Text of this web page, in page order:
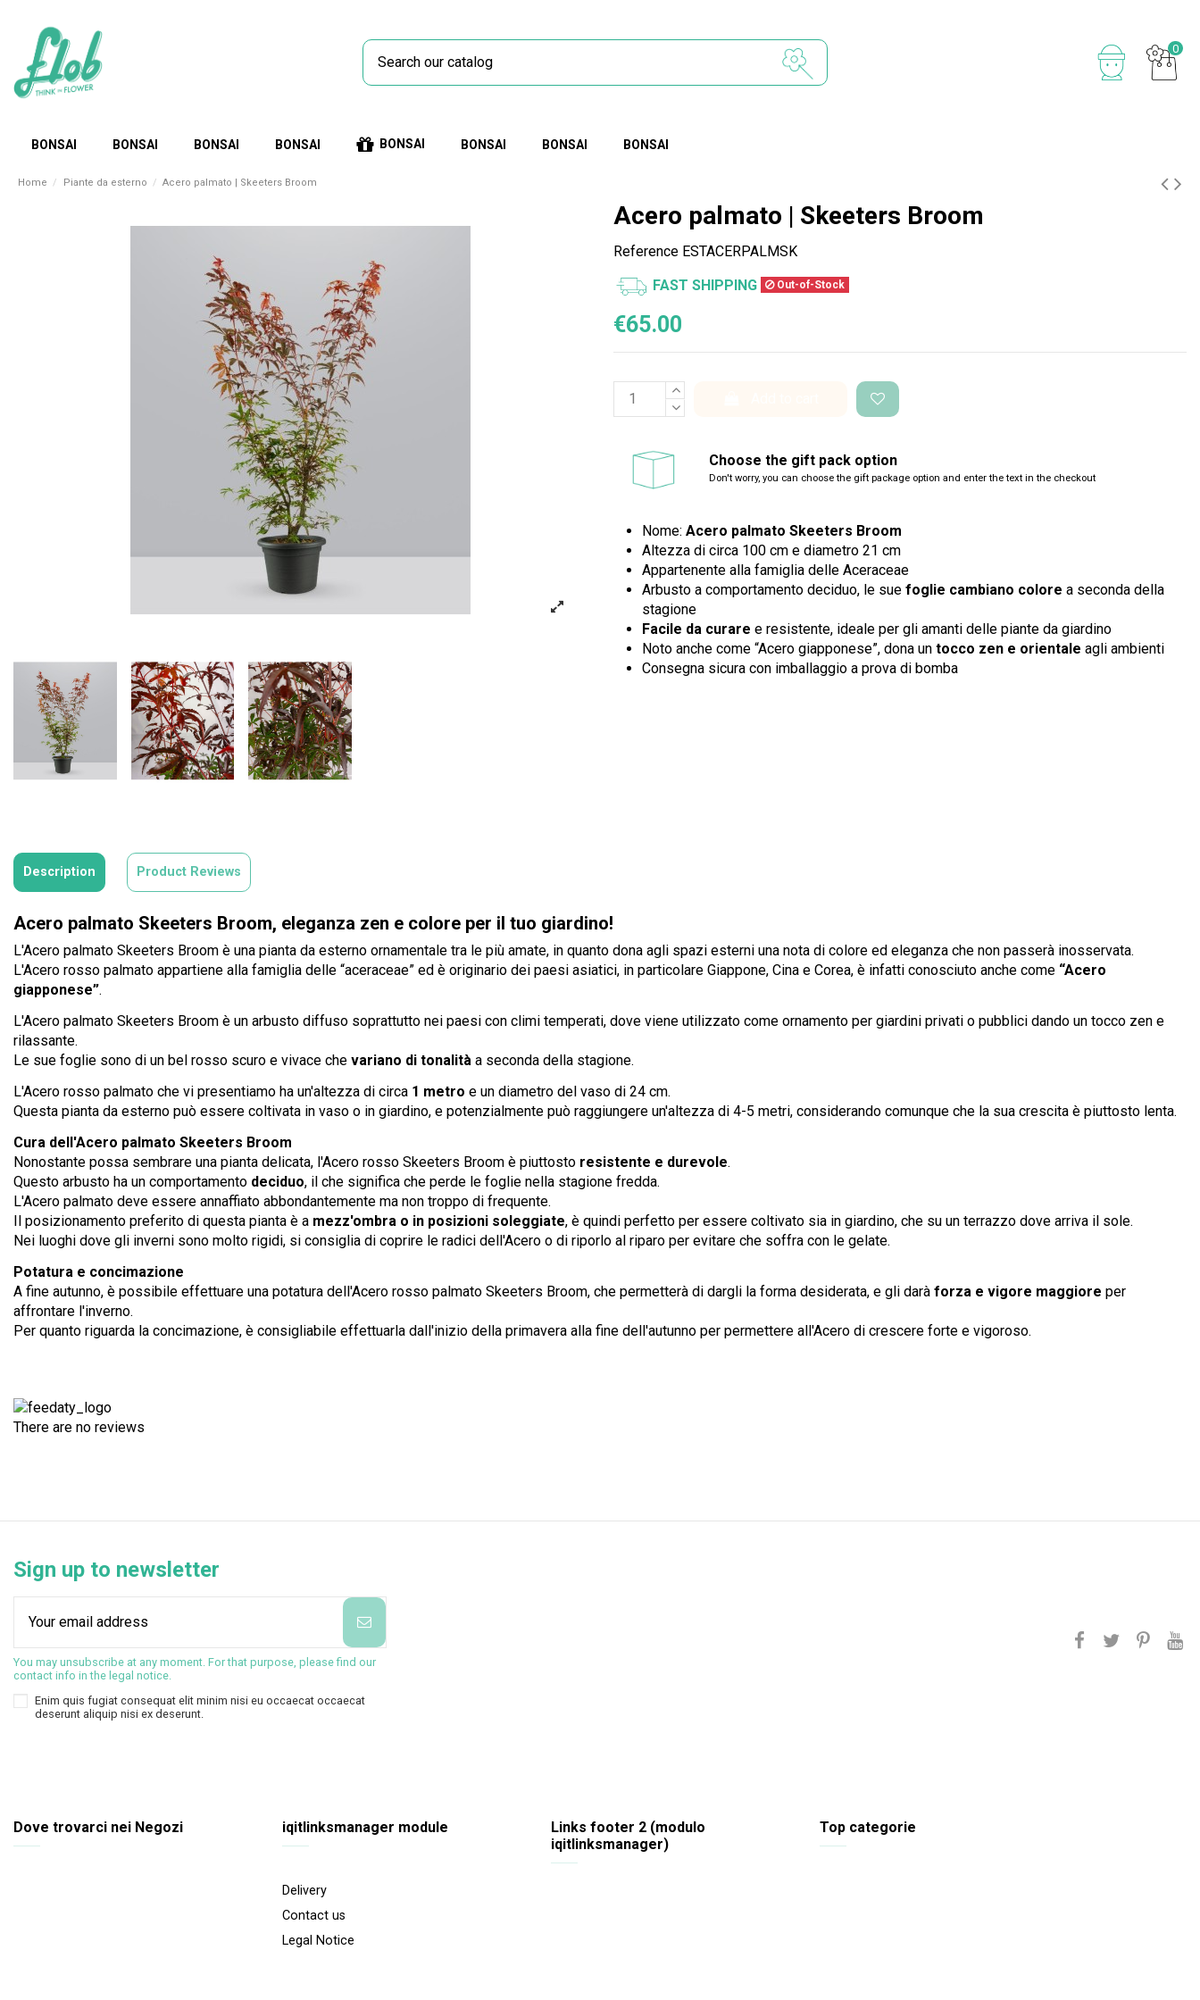
0
BONSAI BONSAI BONSAI BONSAI BONSAI BONSAI BONSAI BONSAI
Home Piante da esterno Acero palmato | Skeeters Broom
Acero palmato | Skeeters Broom
Reference ESTACERPALMSK
FAST SHIPPING Out-of-Stock
€65.00
Choose the gift pack option
Don't worry, you can choose the gift package option and enter the text in the checkout
Nome: Acero palmato Skeeters Broom
Altezza di circa 100 cm e diametro 21 cm
Appartenente alla famiglia delle Aceraceae
Arbusto a comportamento deciduo, le sue foglie cambiano colore a seconda della
stagione
Facile da curare e resistente, ideale per gli amanti delle piante da giardino
Noto anche come “Acero giapponese”, dona un tocco zen e orientale agli ambienti
Consegna sicura con imballaggio a prova di bomba
Description Product Reviews
Acero palmato Skeeters Broom, eleganza zen e colore per il tuo giardino!
L'Acero palmato Skeeters Broom è una pianta da esterno ornamentale tra le più amate, in quanto dona agli spazi esterni una nota di colore ed eleganza che non passerà inosservata.
L'Acero rosso palmato appartiene alla famiglia delle “aceraceae” ed è originario dei paesi asiatici, in particolare Giappone, Cina e Corea, è infatti conosciuto anche come “Acero
giapponese”.
L'Acero palmato Skeeters Broom è un arbusto diffuso soprattutto nei paesi con climi temperati, dove viene utilizzato come ornamento per giardini privati o pubblici dando un tocco zen e
rilassante.
Le sue foglie sono di un bel rosso scuro e vivace che variano di tonalità a seconda della stagione.
L'Acero rosso palmato che vi presentiamo ha un'altezza di circa 1 metro e un diametro del vaso di 24 cm.
Questa pianta da esterno può essere coltivata in vaso o in giardino, e potenzialmente può raggiungere un'altezza di 4-5 metri, considerando comunque che la sua crescita è piuttosto lenta.
Cura dell'Acero palmato Skeeters Broom
Nonostante possa sembrare una pianta delicata, l'Acero rosso Skeeters Broom è piuttosto resistente e durevole.
Questo arbusto ha un comportamento deciduo, il che significa che perde le foglie nella stagione fredda.
L'Acero palmato deve essere annaffiato abbondantemente ma non troppo di frequente.
Il posizionamento preferito di questa pianta è a mezz'ombra o in posizioni soleggiate, è quindi perfetto per essere coltivato sia in giardino, che su un terrazzo dove arriva il sole.
Nei luoghi dove gli inverni sono molto rigidi, si consiglia di coprire le radici dell'Acero o di riporlo al riparo per evitare che soffra con le gelate.
Potatura e concimazione
A fine autunno, è possibile effettuare una potatura dell'Acero rosso palmato Skeeters Broom, che permetterà di dargli la forma desiderata, e gli darà forza e vigore maggiore per
affrontare l'inverno.
Per quanto riguarda la concimazione, è consigliabile effettuarla dall'inizio della primavera alla fine dell'autunno per permettere all'Acero di crescere forte e vigoroso.
There are no reviews
Sign up to newsletter
You may unsubscribe at any moment. For that purpose, please find our
contact info in the legal notice.
Enim quis fugiat consequat elit minim nisi eu occaecat occaecat
deserunt aliquip nisi ex deserunt.
Dove trovarci nei Negozi iqitlinksmanager module
Delivery
Contact us
Legal Notice
Links footer 2 (modulo
iqitlinksmanager)
Top categorie